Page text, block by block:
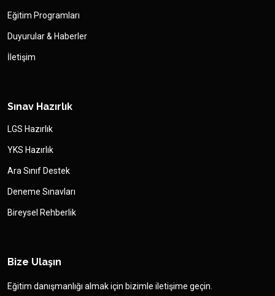
Eğitim Programları
Duyurular & Haberler
İletişim
Sınav Hazırlık
LGS Hazırlık
YKS Hazırlık
Ara Sınıf Destek
Deneme Sınavları
Bireysel Rehberlik
Bize Ulaşın
Eğitim danışmanlığı almak için bizimle iletişime geçin.